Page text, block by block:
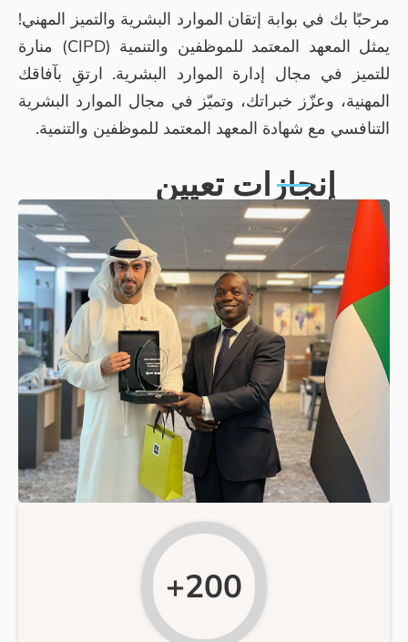
الموارد البشرية والتميز المهني!
يمثل المعهد المعتمد للموظفين والتنمية (CIPD) منارة
الموارد البشرية. ارتقِ بآفاقك
وتميّز في مجال الموارد البشرية
المعتمد للموظفين والتنمية.
تعيين
يوسف بن محمد